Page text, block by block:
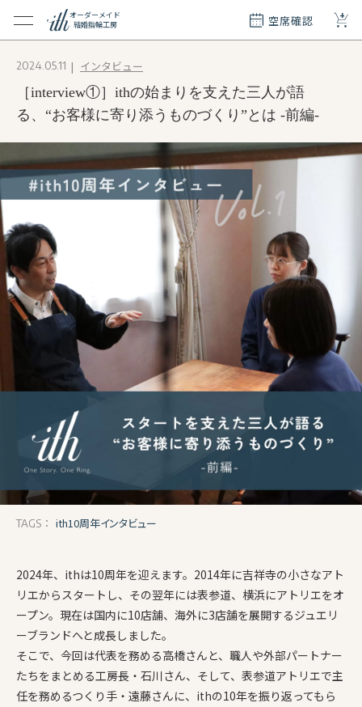
オーダーメイド
結婚指輪工房
空席確認 +
メイド
リー
2024.05.11 インタビュー
［interview①］ithの始まりを支えた三人が語
る、“お客様に寄り添うものづくり”とは -前編-
TAGS： ith10周年インタビュー
2024年、ithは10周年を迎えます。2014年に吉祥寺の小さなアト
リエからスタートし、その翌年には表参道、横浜にアトリエをオ
ープン。現在は国内に10店舗、海外に3店舗を展開するジュエリ
ーブランドへと成長しました。
そこで、今回は代表を務める高橋さんと、職人や外部パートナー
たちをまとめる工房長・石川さん、そして、表参道アトリエで主
任を務めるつくり手・遠藤さんに、ithの10年を振り返ってもら